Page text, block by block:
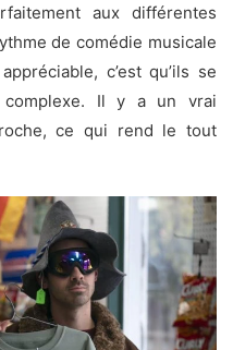
aux différentes
de comédie musicale
c’est qu’ils se
complexe. Il y a un vrai
ce qui rend le tout